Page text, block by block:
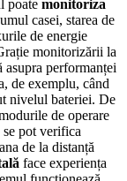
poate monitoriza
casei, starea de
de energie
monitorizării la
asupra performanței
de exemplu, când
nivelul bateriei. De
de operare
pot verifica
de la distanță
face experiența